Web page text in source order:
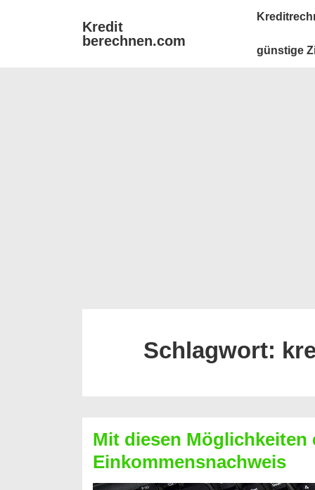
Kredit
berechnen.com
Main
günstige
Schlagwort:
Mit diesen Möglichkeiten
Einkommensnachweis